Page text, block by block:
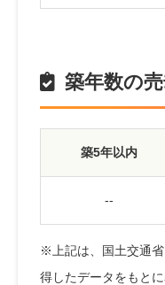
築年数の
築5年以内
--
※上記は、国土交通
得したデータをもとに